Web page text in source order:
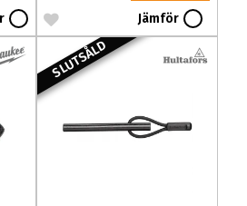
Jämför
SLUTSÅLD